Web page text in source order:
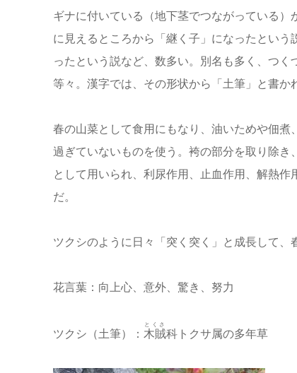
ギナに付いている（地下茎でつながっている）
に見えるところから「継く子」になったとい
ったという説など、数多い。別名も多く、つ
等々。漢字では、その形状から「土筆」と書か
春の山菜として食用にもなり、油いためや佃
過ぎていないものを使う。袴の部分を取り除き
として用いられ、利尿作用、止血作用、解熱
だ。
ツクシのように日々「突く突く」と成長して、
花言葉：向上心、意外、驚き、努力
ツクシ（土筆）： 木賊
とくさ
科トクサ属の多年草